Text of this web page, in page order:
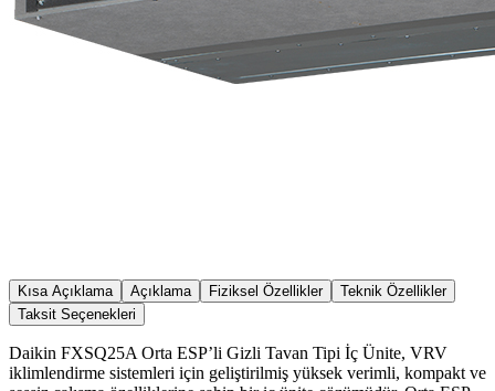
Kısa Açıklama Açıklama Fiziksel Özellikler
Teknik Özellikler
Taksit Seçenekleri
Daikin FXSQ25A Orta ESP’li Gizli Tavan Tipi İç Ünite, VRV
iklimlendirme sistemleri için geliştirilmiş yüksek verimli, kompakt ve